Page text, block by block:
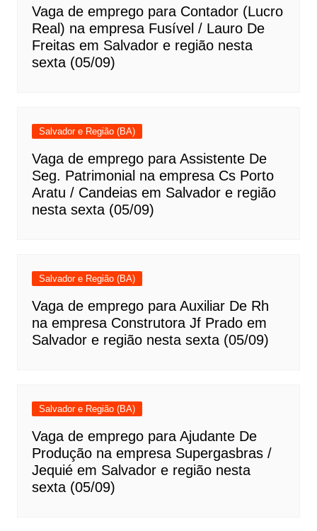
Vaga de emprego para Contador (Lucro
Real) na empresa Fusível / Lauro De
Freitas em Salvador e região nesta
sexta (05/09)
Salvador e Região (BA)
Vaga de emprego para Assistente De
Seg. Patrimonial na empresa Cs Porto
Aratu / Candeias em Salvador e região
nesta sexta (05/09)
Salvador e Região (BA)
Vaga de emprego para Auxiliar De Rh
na empresa Construtora Jf Prado em
Salvador e região nesta sexta (05/09)
Salvador e Região (BA)
Vaga de emprego para Ajudante De
Produção na empresa Supergasbras /
Jequié em Salvador e região nesta
sexta (05/09)